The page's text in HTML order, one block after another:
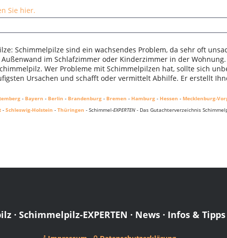
Sie hier.
Schimmelpilze sind ein wachsendes Problem, da sehr oft
im Schlafzimmer oder Kinderzimmer in der
Wer Probleme mit Schimmelpilzen hat, sollte sich
Ursachen und schafft oder vermittelt Abhilfe. Er erstellt
- Bayern - Berlin - Brandenburg - Bremen - Hamburg - Hessen - Mecklenburg-
- Schleswig-Holstein - Thüringen - Schimmel-EXPERTEN - Das Gutachterverzeichnis
· Schimmelpilz-EXPERTEN · News· Infos & Tipps